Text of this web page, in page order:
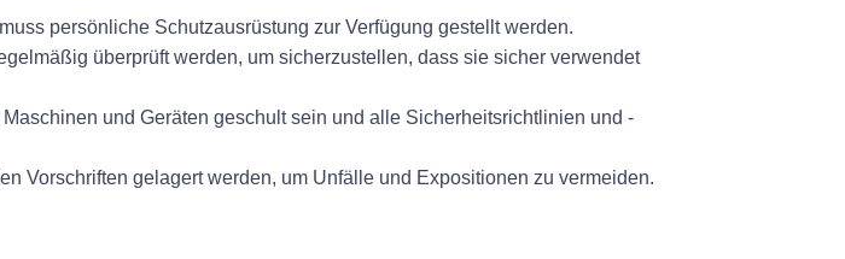
persönliche Schutzausrüstung zur Verfügung gestellt werden.
überprüft werden, um sicherzustellen, dass sie sicher verwendet
und Geräten geschult sein und alle Sicherheitsrichtlinien und -
Vorschriften gelagert werden, um Unfälle und Expositionen zu vermeiden.